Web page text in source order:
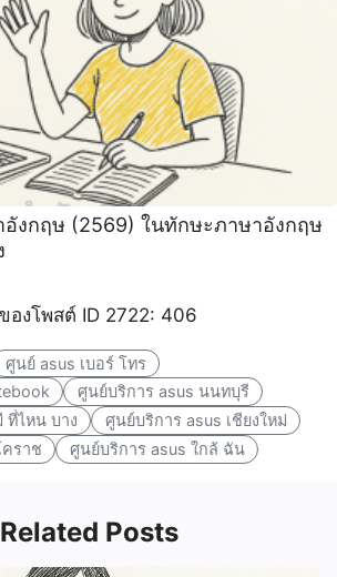
งกฤษ (2569) ในทักษะภาษาอังกฤษ
งโพสต์ ID 2722: 406
ศูนย์ asus เบอร์ โทร
ศูนย์บริการ asus นนทบุรี
ที่ไหน บาง
ศูนย์บริการ asus เชียงใหม่
ราช
ศูนย์บริการ asus ใกล้ ฉัน
Related Posts